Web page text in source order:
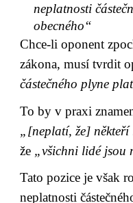
neplatnosti
obecného“
Chce-li oponent
zákona, musí tvrdit
částečného plyne
„[neplatí, že] někteří
že „všichni lidé jsou
Tato pozice je však
neplatnosti